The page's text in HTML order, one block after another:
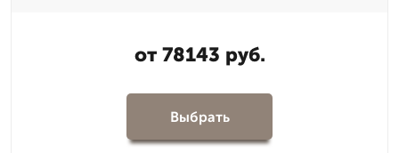
от 78143 руб.
Выбрать